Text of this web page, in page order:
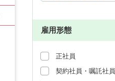
雇用形態
正社員
契約社員・嘱託社員